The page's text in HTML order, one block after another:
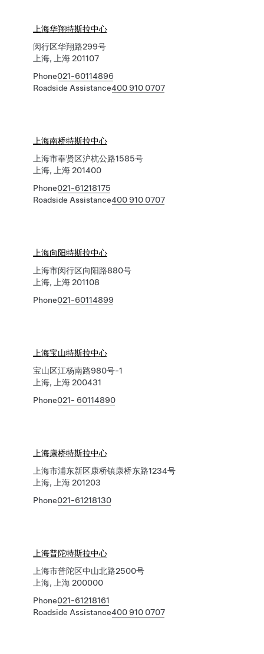
上海华翔特斯拉中心
闵行区华翔路299号
上海, 上海 201107
Phone021-60114896
Roadside Assistance400 910 0707
上海南桥特斯拉中心
上海市奉贤区沪杭公路1585号
上海, 上海 201400
Phone021-61218175
Roadside Assistance400 910 0707
上海向阳特斯拉中心
上海市闵行区向阳路880号
上海, 上海 201108
Phone021-60114899
上海宝山特斯拉中心
宝山区江杨南路980号-1
上海, 上海 200431
Phone021- 60114890
上海康桥特斯拉中心
上海市浦东新区康桥镇康桥东路1234号
上海, 上海 201203
Phone021-61218130
上海普陀特斯拉中心
上海市普陀区中山北路2500号
上海, 上海 200000
Phone021-61218161
Roadside Assistance400 910 0707